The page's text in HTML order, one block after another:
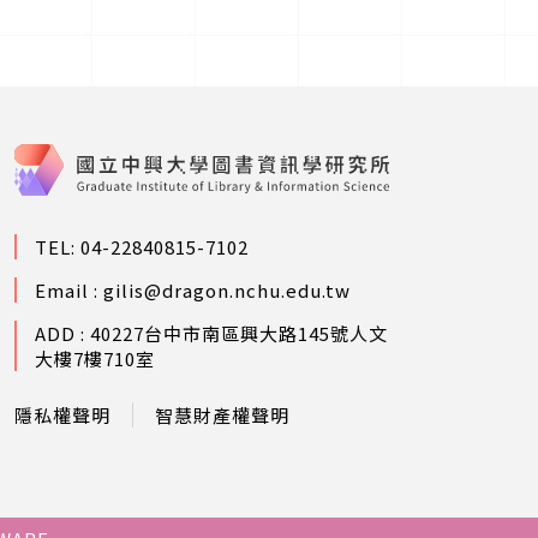
TEL: 04-22840815-7102
Email : gilis@dragon.nchu.edu.tw
ADD : 40227台中市南區興大路145號人文
大樓7樓710室
隱私權聲明 智慧財產權聲明